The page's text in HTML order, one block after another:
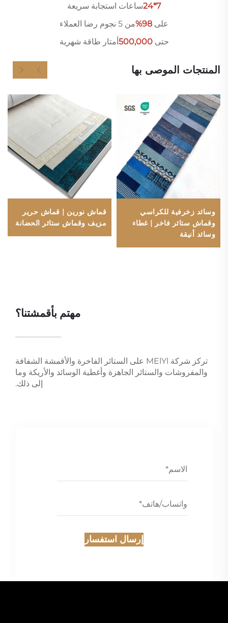
7*24
ساعات استجابة سريعة
على 98%
من 5 نجوم رضا العملاء
حتى500,000أمتار طاقة شهرية
المنتجات الموصى بها
وسائد زخرفية للكراسي
وقماش ستائر فاخر | غطاء
وسائد أنيقة
قماش نورين | قماش حرير
مزيف وقماش ستائر الحضانة
مهتم بأقمشتنا؟
تركز شركة MElYl على الستائر الفاخرة والأقمشة الشفافة
والمفروشات والستائر الجاهزة وأغطية الوسائد والأريكة وما
إلى ذلك.
إرسال استفسار